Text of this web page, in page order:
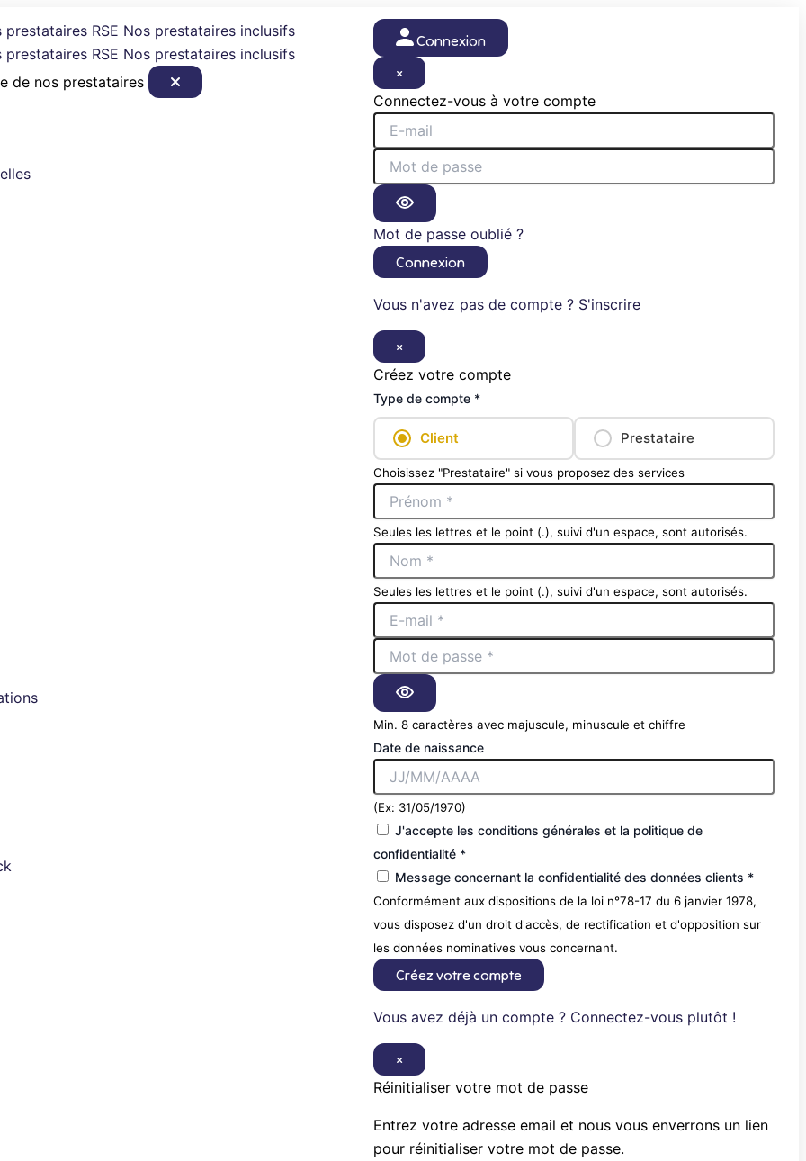
prestataires RSE Nos prestataires inclusifs
prestataires RSE Nos prestataires inclusifs
de nos prestataires
Connexion
×
Connectez-vous à votre compte
Mot de passe oublié ?
Connexion
Vous n'avez pas de compte ? S'inscrire
×
Créez votre compte
Type de compte *
Client Prestataire
Choisissez "Prestataire" si vous proposez des services
Seules les lettres et le point (.), suivi d'un espace, sont autorisés.
Seules les lettres et le point (.), suivi d'un espace, sont autorisés.
Min. 8 caractères avec majuscule, minuscule et chiffre
Date de naissance
(Ex: 31/05/1970)
J'accepte les conditions générales et la politique de
confidentialité *
Message concernant la confidentialité des données clients *
Conformément aux dispositions de la loi n°78-17 du 6 janvier 1978,
vous disposez d'un droit d'accès, de rectification et d'opposition sur
les données nominatives vous concernant.
Créez votre compte
Vous avez déjà un compte ? Connectez-vous plutôt !
×
Réinitialiser votre mot de passe
Entrez votre adresse email et nous vous enverrons un lien
pour réinitialiser votre mot de passe.